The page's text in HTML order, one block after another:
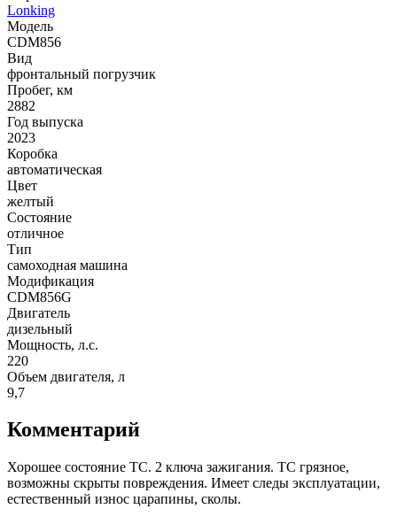
Lonking
Модель
CDM856
Вид
фронтальный погрузчик
Пробег, км
2882
Год выпуска
2023
Коробка
автоматическая
Цвет
желтый
Состояние
отличное
Тип
самоходная машина
Модификация
CDM856G
Двигатель
дизельный
Мощность, л.с.
220
Объем двигателя, л
9,7
Комментарий
Хорошее состояние ТС. 2 ключа зажигания. ТС грязное,
возможны скрыты повреждения. Имеет следы эксплуатации,
естественный износ царапины, сколы.